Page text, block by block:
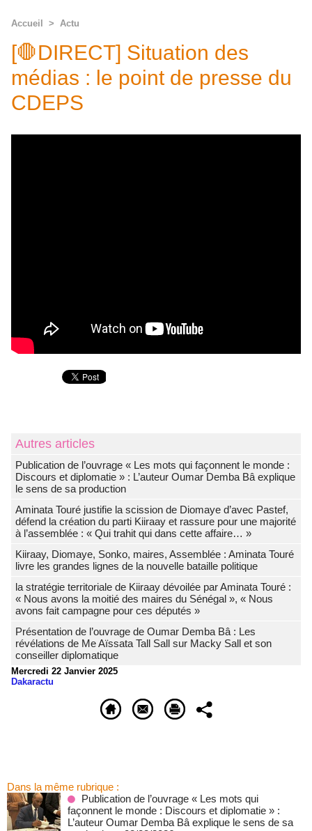
Accueil > Actu
[🛑DIRECT] Situation des
médias : le point de presse du
CDEPS
Autres articles
Publication de l’ouvrage « Les mots qui façonnent le monde :
Discours et diplomatie » : L’auteur Oumar Demba Bâ explique
le sens de sa production
Aminata Touré justifie la scission de Diomaye d’avec Pastef,
défend la création du parti Kiiraay et rassure pour une majorité
à l’assemblée : « Qui trahit qui dans cette affaire… »
Kiiraay, Diomaye, Sonko, maires, Assemblée : Aminata Touré
livre les grandes lignes de la nouvelle bataille politique
la stratégie territoriale de Kiiraay dévoilée par Aminata Touré :
« Nous avons la moitié des maires du Sénégal », « Nous
avons fait campagne pour ces députés »
Présentation de l’ouvrage de Oumar Demba Bâ : Les
révélations de Me Aïssata Tall Sall sur Macky Sall et son
conseiller diplomatique
Mercredi 22 Janvier 2025
Dakaractu
Dans la même rubrique :
Publication de l’ouvrage « Les mots qui
façonnent le monde : Discours et diplomatie » :
L’auteur Oumar Demba Bâ explique le sens de sa